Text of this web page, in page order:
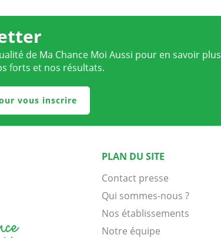
de Ma Chance Moi Aussi pour en savoir plus
forts et nos résultats.
vous inscrire
PLAN DU SITE
Contact presse
Qui sommes-nous ?
Nos établissements
Notre équipe